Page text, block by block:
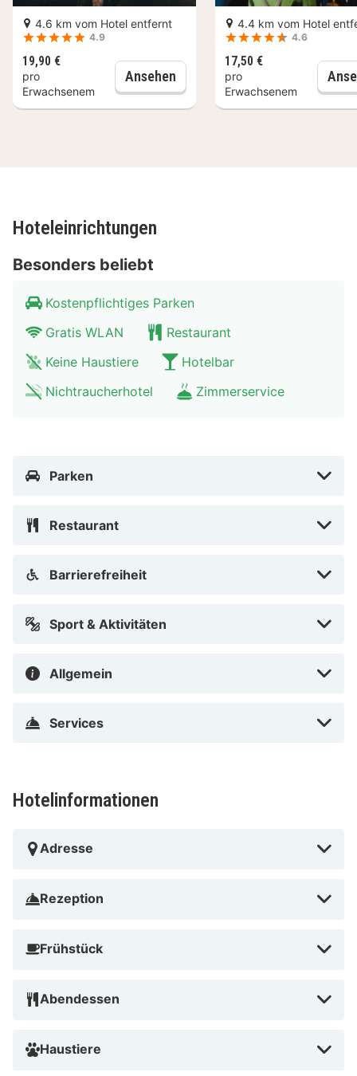
Terrassen in der Innenstadt. Osnabrück liegt in der
naturbelassenen Umgebung des Teutoburger Walds
und des Wiehengebirge, wo du wunderschöne
Wanderungen und Radtouren unternehmen kannst.
4.6 km vom Hotel entfernt
4.9
19,90 €
pro
Erwachsenem
Ansehen Osnabrück: "Galgen, Gräber
4.4 km vom Hotel
4.6
17,50 €
pro
Erwachsenem
Hoteleinrichtungen
Besonders beliebt
Kostenpflichtiges Parken
Gratis WLAN
Restaurant
Keine Haustiere
Hotelbar
Nichtraucherhotel
Zimmerservice
Parken
Restaurant
Barrierefreiheit
Sport & Aktivitäten
Allgemein
Services
Hotelinformationen
Adresse
Rezeption
Frühstück
Abendessen
Haustiere